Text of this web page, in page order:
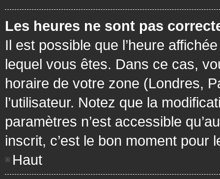
Les heures ne sont pas
Il est possible que l’heure
lequel vous êtes. Dans ce cas,
horaire de votre zone (Londres,
l’utilisateur. Notez que la
paramètres n’est accessible
inscrit, c’est le bon moment pour
Haut